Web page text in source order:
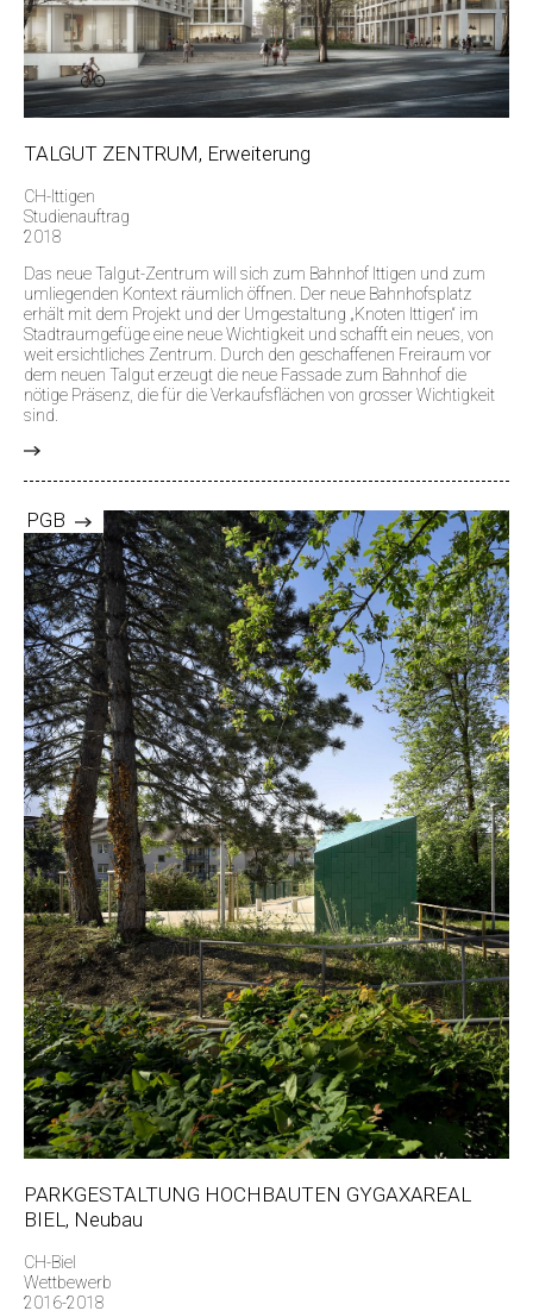
TALGUT ZENTRUM, Erweiterung
CH-Ittigen
Studienauftrag
2018
Das neue Talgut-Zentrum will sich zum Bahnhof Ittigen und zum
umliegenden Kontext räumlich öffnen. Der neue Bahnhofsplatz
erhält mit dem Projekt und der Umgestaltung „Knoten Ittigen“ im
Stadtraumgefüge eine neue Wichtigkeit und schafft ein neues, von
weit ersichtliches Zentrum. Durch den geschaffenen Freiraum vor
dem neuen Talgut erzeugt die neue Fassade zum Bahnhof die
nötige Präsenz, die für die Verkaufsflächen von grosser Wichtigkeit
sind.
PGB
PARKGESTALTUNG HOCHBAUTEN GYGAXAREAL
BIEL, Neubau
CH-Biel
Wettbewerb
2016-2018